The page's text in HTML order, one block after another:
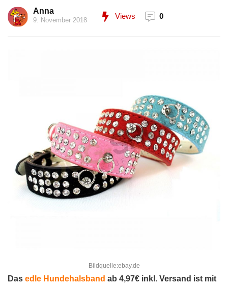
Anna
9. November 2018 Views 0
Bildquelle:ebay.de
Das edle Hundehalsband ab 4,97€ inkl. Versand ist mit